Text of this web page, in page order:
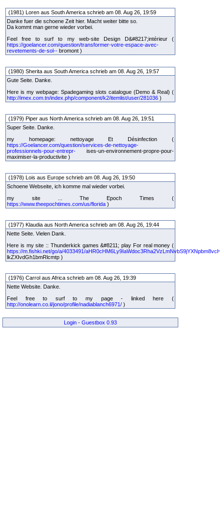
(1981) Loren aus South America schrieb am 08. Aug 26, 19:59
Danke fuer die schoene Zeit hier. Macht weiter bitte so.
Da kommt man gerne wieder vorbei.
Feel free to surf to my web-site Design D&#8217;intérieur (
https://goelancer.com/question/transformer-votre-espace-avec-
revetements-de-sol-- bromont )
(1980) Sherita aus South America schrieb am 08. Aug 26, 19:57
Gute Seite. Danke.
Here is my webpage: Spadegaming slots catalogue (Demo & Real) (
http://imex.com.tn/index.php/component/k2/itemlist/user/281036 )
(1979) Piper aus North America schrieb am 08. Aug 26, 19:51
Super Seite. Danke.
my homepage: nettoyage Et Désinfection (
https://Goelancer.com/question/services-de-nettoyage-
professionnels-pour-entrepr- ises-un-environnement-propre-pour-
maximiser-la-productivite )
(1978) Lois aus Europe schrieb am 08. Aug 26, 19:50
Schoene Webseite, ich komme mal wieder vorbei.
my site ... The Epoch Times (
https://www.theepochtimes.com/us/florida )
(1977) Klaudia aus North America schrieb am 08. Aug 26, 19:44
Nette Seite. Vielen Dank.
Here is my site :: Thunderkick games &#8211; play For real money (
https://m.fishki.net/go/a/4033491/
lkZXIvdGh1bmRlcmtp )
(1976) Carrol aus Africa schrieb am 08. Aug 26, 19:39
Nette Website. Danke.
Feel free to surf to my page - linked here (
http://onolearn.co.il/jono/profile/nadiablanch6971/ )
Login - Guestbox 0.93